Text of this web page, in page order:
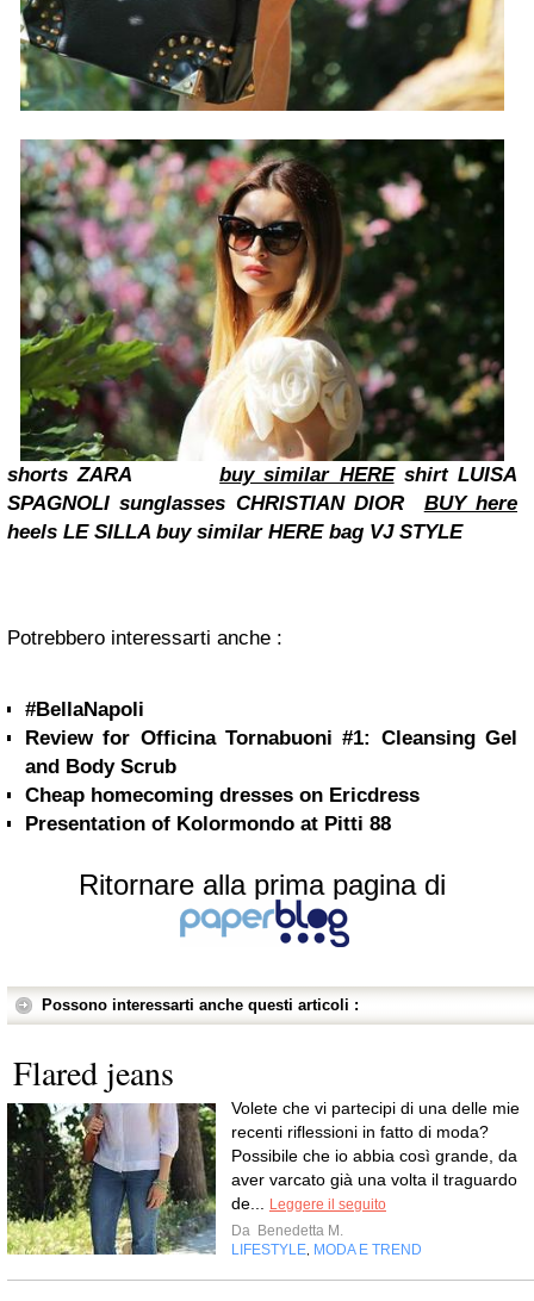
shorts ZARAbuy similar HERE shirt LUISA
SPAGNOLI sunglasses CHRISTIAN DIOR BUY here
heels LE SILLA buy similar HERE bag VJ STYLE
Potrebbero interessarti anche :
#BellaNapoli
Review for Officina Tornabuoni #1: Cleansing Gel
and Body Scrub
Cheap homecoming dresses on Ericdress
Presentation of Kolormondo at Pitti 88
Ritornare alla prima pagina di
Possono interessarti anche questi articoli :
Flared jeans
Volete che vi partecipi di una delle mie
recenti riflessioni in fatto di moda?
Possibile che io abbia così grande, da
aver varcato già una volta il traguardo
de...
Leggere il seguito
Da Benedetta M.
LIFESTYLE MODA E TREND